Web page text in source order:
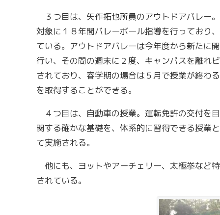
３つ目は、矢作拓也所員のアウトドアバレー
対象に１８年間バレーボール指導を行っており
ている。アウトドアバレーは今年度から新たに
行い、その間の週末に２度、キャンパスを離れ
されており、春学期の場合は５月で授業が終わ
を取得することができる。
４つ目は、自動車の授業。運転免許の交付を
関する確かな基礎を、体系的に習得できる授業
て実施される。
他にも、ヨットやアーチェリー、太極拳など
されている。